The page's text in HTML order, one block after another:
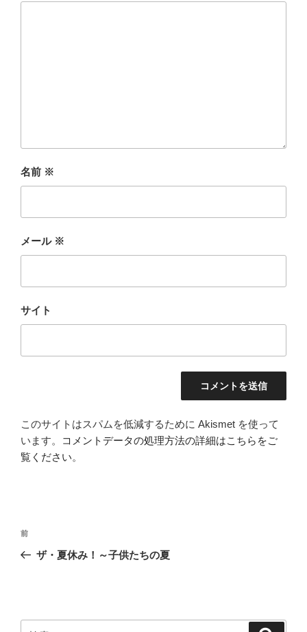
名前 ※
メール ※
サイト
このサイトはスパムを低減するために Akismet を使って
います。
コメントデータの処理方法の詳細はこちらをご
覧ください。
投
ナ
ー
前
の
前
ザ・夏休み！～子供たちの夏